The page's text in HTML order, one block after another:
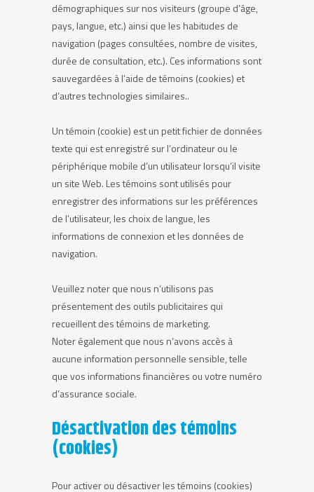
démographiques sur nos visiteurs (groupe d’âge,
pays, langue, etc.) ainsi que les habitudes de
navigation (pages consultées, nombre de visites,
durée de consultation, etc.). Ces informations sont
sauvegardées à l’aide de témoins (cookies) et
d’autres technologies similaires..
Un témoin (cookie) est un petit fichier de données
texte qui est enregistré sur l’ordinateur ou le
périphérique mobile d’un utilisateur lorsqu’il visite
un site Web. Les témoins sont utilisés pour
enregistrer des informations sur les préférences
de l’utilisateur, les choix de langue, les
informations de connexion et les données de
navigation.
Veuillez noter que nous n’utilisons pas
présentement des outils publicitaires qui
recueillent des témoins de marketing.
Noter également que nous n’avons accès à
aucune information personnelle sensible, telle
que vos informations financières ou votre numéro
d’assurance sociale.
Désactivation des témoins
(cookies)
Pour activer ou désactiver les témoins (cookies)